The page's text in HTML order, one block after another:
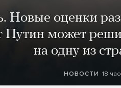
Новые оценки
Путин может
на одну из
НОВОСТИ 18